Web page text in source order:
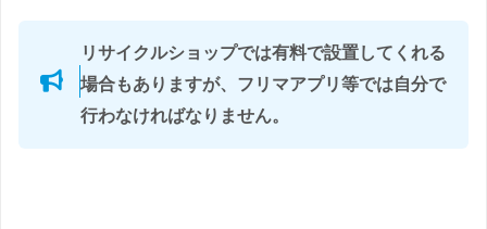
リサイクルショップでは有料で設置してくれる
場合もありますが、フリマアプリ等では自分で
行わなければなりません。